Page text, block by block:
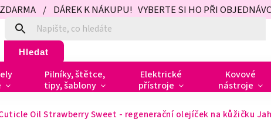
/ DÁREK K NÁKUPU! VYBERTE SI HO PŘI
Hledat
Pilníky, štětce,
tipy, šablony
Elektrické
přístroje
Kovové
nástroje
Oil Strawberry Sweet - regenerační olejíček na kůžičku